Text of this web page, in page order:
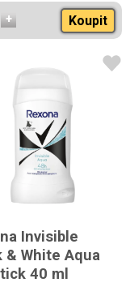
Koupit
Invisible
& White Aqua
40 ml